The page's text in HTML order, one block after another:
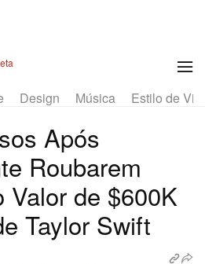
Design Música Estilo de
Após
Roubarem
Valor de $600K
Taylor Swift